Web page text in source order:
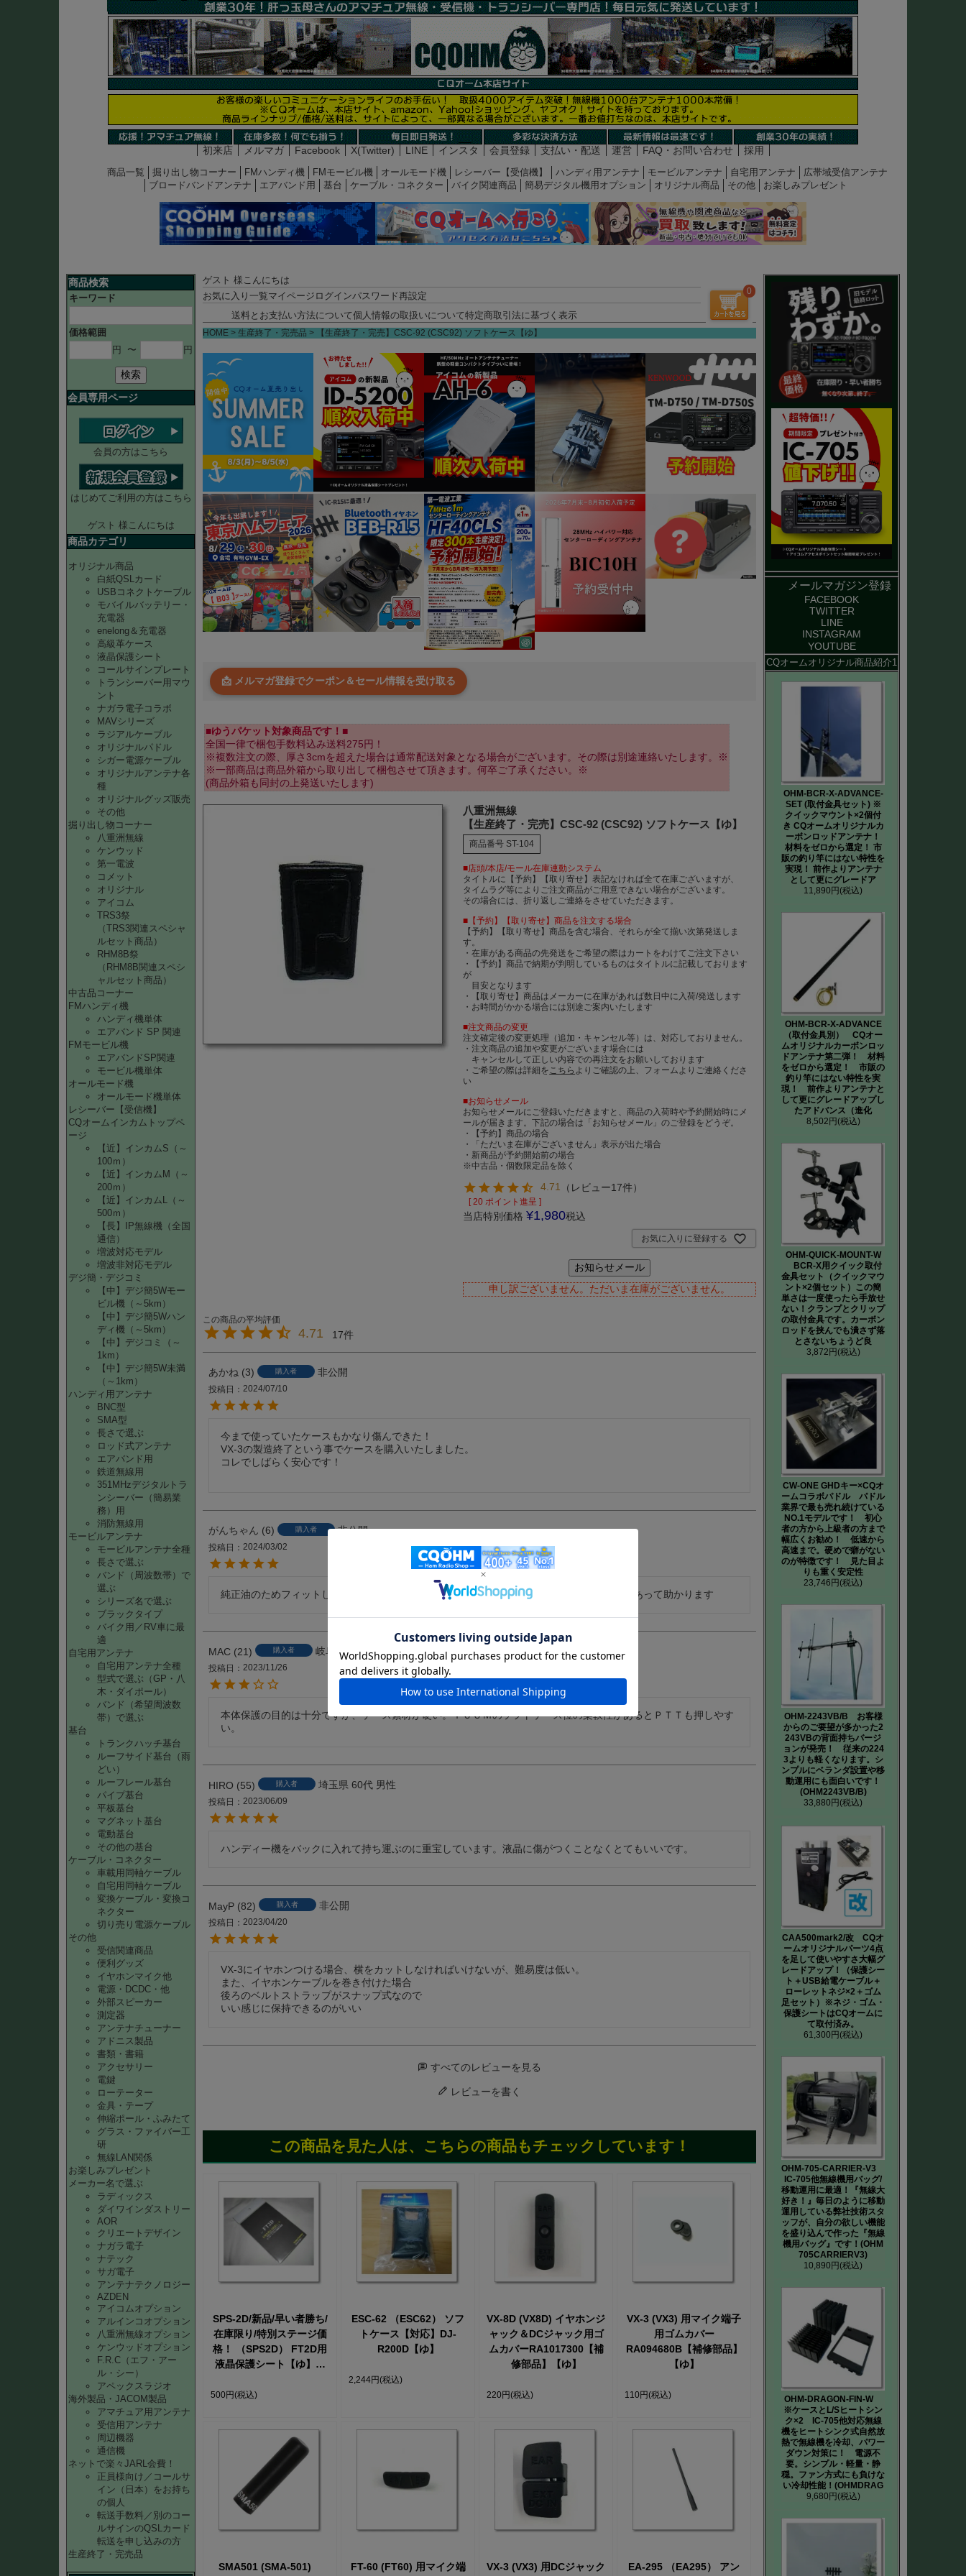
初来店 メルマガ Facebook X(Twitter) LINE インスタ 会員登録 支払い・配送 運営 FAQ・お問い合わせ 採用
商品一覧 掘り出し物コーナー FMハンディ機 FMモービル機 オールモード機 レシーバー【受信機】 ハンディ用アンテナ モービルアンテナ 自宅用アンテナ
広帯域受信アンテナ
ブロードバンドアンテナ
エアバンド用 基台 ケーブル・コネクター バイク関連商品 簡易デジタル機用オプション オリジナル商品 その他 お楽しみプレゼント
商品検索
キーワード
価格範囲
円
〜 円
検索
会員専用ページ
会員の方はこちら
はじめてご利用の方はこちら
ゲスト 様こんにちは
商品カテゴリ
オリジナル商品
白紙QSLカード
USBコネクトケーブル
モバイルバッテリー・
充電器
enelong＆充電器
高級革ケース
液晶保護シート
コールサインプレート
トランシーバー用マウ
ント
ナガラ電子コラボ
MAVシリーズ
ラジアルケーブル
オリジナルパドル
シガー電源ケーブル
オリジナルアンテナ各
種
オリジナルグッズ販売
その他
掘り出し物コーナー
八重洲無線
ケンウッド
第一電波
コメット
オリジナル
アイコム
TRS3祭
（TRS3関連スペシャ
ルセット商品）
RHM8B祭
（RHM8B関連スペシ
ャルセット商品）
中古品コーナー
FMハンディ機
ハンディ機単体
エアバンド SP 関連
FMモービル機
エアバンドSP関連
モービル機単体
オールモード機
オールモード機単体
レシーバー【受信機】
CQオームインカムトップペ
ージ
【近】インカムS（～
100ｍ）
【近】インカムM（～
200ｍ）
【近】インカムL（～
500ｍ）
【長】IP無線機（全国
通信）
増波対応モデル
増波非対応モデル
デジ簡・デジコミ
【中】デジ簡5Wモー
ビル機（～5km）
【中】デジ簡5Wハン
ディ機（～5km）
【中】デジコミ（～
1km）
【中】デジ簡5W未満
（～1km）
ハンディ用アンテナ
BNC型
SMA型
長さで選ぶ
ロッド式アンテナ
エアバンド用
鉄道無線用
351MHzデジタルトラ
ンシーバー（簡易業
務）用
消防無線用
モービルアンテナ
モービルアンテナ全種
長さで選ぶ
バンド（周波数帯）で
選ぶ
シリーズ名で選ぶ
ブラックタイプ
バイク用／RV車に最
適
自宅用アンテナ
自宅用アンテナ全種
型式で選ぶ（GP・八
木・ダイポール）
バンド（希望周波数
帯）で選ぶ
基台
トランクハッチ基台
ルーフサイド基台（雨
どい）
ルーフレール基台
パイプ基台
平板基台
マグネット基台
電動基台
その他の基台
ケーブル・コネクター
車載用同軸ケーブル
自宅用同軸ケーブル
変換ケーブル・変換コ
ネクター
切り売り電源ケーブル
その他
受信関連商品
便利グッズ
イヤホンマイク他
電源・DCDC・他
外部スピーカー
測定器
アンテナチューナー
アドニス製品
書類・書籍
アクセサリー
電鍵
ローテーター
金具・テープ
伸縮ポール・ふみたて
グラス・ファイバー工
研
無線LAN関係
お楽しみプレゼント
メーカー名で選ぶ
ラディックス
ダイワインダストリー
AOR
クリエートデザイン
ナガラ電子
ナテック
サガ電子
アンテナテクノロジー
AZDEN
アイコムオプション
アルインコオプション
八重洲無線オプション
ケンウッドオプション
F.R.C（エフ・アー
ル・シー）
アペックスラジオ
海外製品・JACOM製品
アマチュア用アンテナ
受信用アンテナ
周辺機器
通信機
ネットで楽々JARL会費！
正員様向け／コールサ
イン（日本）をお持ち
の個人
転送手数料／別のコー
ルサインのQSLカード
転送を申し込みの方
生産終了・完売品
ゲスト 様こんにちは
0
お気に入り一覧マイページ ログインパスワード再設定
送料とお支払い方法について個人情報の取扱いについて特定商取引法に基づく表示
HOME 生産終了・完売品 【生産終了・完売】CSC-92 (CSC92) ソフトケース【ゆ】
📩 メルマガ登録でクーポン＆セール情報を受け取る
■ゆうパケット対象商品です！■
全国一律で梱包手数料込み送料275円！
※複数注文の際、厚さ3cmを超えた場合は通常配送対象となる場合がございます。その際は別途連絡いたします。※
※一部商品は商品外箱から取り出して梱包させて頂きます。何卒ご了承ください。※
(商品外箱も同封の上発送いたします)
八重洲無線
【生産終了・完売】CSC-92 (CSC92) ソフトケース【ゆ】
商品番号 ST-104
■店頭/本店/モール在庫連動システム
タイトルに【予約】【取り寄せ】表記なければ全て在庫ございますが、
タイムラグ等によりご注文商品がご用意できない場合がございます。
その場合には、折り返しご連絡をさせていただきます。
■【予約】【取り寄せ】商品を注文する場合
【予約】【取り寄せ】商品を含む場合、それらが全て揃い次第発送しま
す。
・在庫がある商品の先発送をご希望の際はカートをわけてご注文下さい
・【予約】商品で納期が判明しているものはタイトルに記載しております
が
目安となります
・【取り寄せ】商品はメーカーに在庫があれば数日中に入荷/発送します
・お時間がかかる場合には別途ご案内いたします
■注文商品の変更
注文確定後の変更処理（追加・キャンセル等）は、対応しておりません。
・注文商品の追加や変更がございます場合には
キャンセルして正しい内容での再注文をお願いしております
・ご希望の際は詳細を こちら よりご確認の上、フォームよりご連絡くださ
い
■お知らせメール
お知らせメールにご登録いただきますと、商品の入荷時や予約開始時にメ
ールが届きます。下記の場合は「お知らせメール」のご登録をどうぞ。
・【予約】商品の場合
・「ただいま在庫がございません」表示が出た場合
・新商品が予約開始前の場合
※中古品・個数限定品を除く
4.71 （ レビュー17件）
[ 20 ポイント進呈 ]
当店特別価格 ¥1,980税込
お気に入りに登録する
お知らせメール
申し訳ございません。ただいま在庫がございません。
4.71 17
あかね 3 購入者 非公開
投稿日 2024/07/10
今まで使っていたケースもかなり傷んできた！
VX-3の製造終了という事でケースを購入いたしました。
コレでしばらく安心です！
がんちゃん 6 購入者 非公開
投稿日 2024/03/02
純正油のためフィットします。本体にはベルトクリップがないのでケースにベルトバンドがあって助かります
MAC 21 購入者 岐阜県 60代 男性
投稿日 2023/11/26
本体保護の目的は十分ですが、ケース素材が硬い。ＩＣＯＭのソフトケース位の柔軟性があるとＰＴＴも押しやす
い。
HIRO 55 購入者 埼玉県 60代 男性
投稿日 2023/06/09
ハンディー機をバックに入れて持ち運ぶのに重宝しています。液晶に傷がつくことなくとてもいいです。
MayP 82 購入者 非公開
投稿日 2023/04/20
VX-3にイヤホンつける場合、横をカットしなければいけないが、難易度は低い。
また、イヤホンケーブルを巻き付けた場合
後ろのベルトストラップがスナップ式なので
いい感じに保持できるのがいい
すべてのレビューを見る
レビューを書く
この商品を見た人は、こちらの商品もチェックしています！
SPS-2D/新品/早い者勝ち/
在庫限り/特別ステージ価
格！ （SPS2D） FT2D用
液晶保護シート【ゆ】お
ついに登場です！ 【ST-
500円(税込)
ESC-62 （ESC62） ソフ
トケース【対応】DJ-
R200D【ゆ】
2,244円(税込)
VX-8D (VX8D) イヤホンジ
ャック＆DCジャック用ゴ
ムカバーRA1017300【補
修部品】【ゆ】
220円(税込)
VX-3 (VX3) 用マイク端子
用ゴムカバー
RA094680B【補修部品】
【ゆ】
110円(税込)
SMA501 (SMA-501)
FT-60 (FT60) 用マイク端
VX-3 (VX3) 用DCジャック
EA-295 （EA295） アン
メールマガジン登録
FACEBOOK
TWITTER
LINE
INSTAGRAM
YOUTUBE
CQオームオリジナル商品紹介1
OHM-BCR-X-ADVANCE-
SET (取付金具セット) ※
クイックマウント×2個付
き CQオームオリジナルカ
ーボンロッドアンテナ！
材料をゼロから選定！ 市
販の釣り竿にはない特性を
実現！ 前作よりアンテナ
として更にグレードア
11,890円(税込)
OHM-BCR-X-ADVANCE
（取付金具別） CQオー
ムオリジナルカーボンロッ
ドアンテナ第二弾！ 材料
をゼロから選定！ 市販の
釣り竿にはない特性を実
現！ 前作よりアンテナと
して更にグレードアップし
たアドバンス（進化
8,502円(税込)
OHM-QUICK-MOUNT-W
BCR-X用クイック取付
金具セット（クイックマウ
ント×2個セット）この簡
単さは一度使ったら手放せ
ない！クランプとクリップ
の取付金具です。カーボン
ロッドを挟んでも潰さず落
とさないちょうど良
3,872円(税込)
CW-ONE GHDキー×CQオ
ームコラボパドル パドル
業界で最も売れ続けている
NO.1モデルです！ 初心
者の方から上級者の方まで
幅広くお勧め！ 低速から
高速まで。硬めで癖がない
のが特徴です！ 見た目よ
りも重く安定性
23,746円(税込)
OHM-2243VB/B お客様
からのご要望が多かった2
243VBの背面持ちバージ
ョンが発売！ 従来の224
3よりも軽くなります。シ
ンプルにベランダ設置や移
動運用にも面白いです！
(OHM2243VB/B)
33,880円(税込)
CAA500mark2/改 CQオ
ームオリジナルパーツ4点
を足して使いやすさ大幅グ
レードアップ！（保護シー
ト＋USB給電ケーブル＋
ローレットネジ×2＋ゴム
足セット）※ネジ・ゴム・
保護シートはCQオームに
て取付済み。
61,300円(税込)
OHM-705-CARRIER-V3
IC-705他無線機用バッグ/
移動運用に最適！『無線大
好き！』毎日のように移動
運用している弊社技術スタ
ッフが、自分の欲しい機能
を盛り込んで作った『無線
機用バッグ』です！(OHM
705CARRIERV3)
10,890円(税込)
OHM-DRAGON-FIN-W
※ケースとL/Sヒートシン
ク×2 IC-705他対応無線
機をヒートシンク式自然放
熱で無線機を冷却、パワー
ダウン対策に！ 電源不
要。シンプル・軽量・静
穏。ファン方式にも負けな
い冷却性能！(OHMDRAG
9,680円(税込)